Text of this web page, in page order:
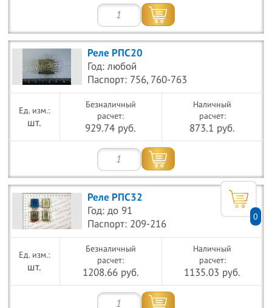
0
Реле РПС20
Год: любой
Паспорт: 756, 760-763
шт.
Безналичный
расчет:
929.74 руб.
Наличный
расчет:
873.1 руб.
Реле РПС32
Год: до 91
Паспорт: 209-216
шт.
Безналичный
расчет:
1208.66 руб.
Наличный
расчет:
1135.03 руб.